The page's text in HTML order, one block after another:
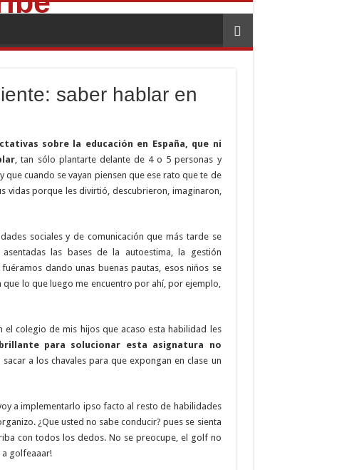
saber hablar en
sobre la educación en España, que ni
, tan sólo plantarte delante de 4 o 5 personas y
cuando se vayan piensen que ese rato que te de
vidas porque les divirtió, descubrieron, imaginaron,
sociales y de comunicación que más tarde se
las bases de la autoestima, la gestión
dando unas buenas pautas, esos niños se
lo que luego me encuentro por ahí, por ejemplo,
el colegio de mis hijos que acaso esta habilidad les
para solucionar esta asignatura no
sacar a los chavales para que expongan en clase un
a implementarlo ipso facto al resto de habilidades
¿Que usted no sabe conducir? pues se sienta
con todos los dedos. No se preocupe, el golf no
a golfeaaar!